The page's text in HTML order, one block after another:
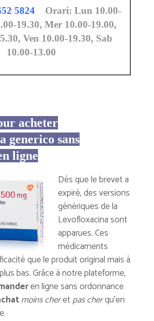
5824Orari: Lun 10.00-
19.30, Mer 10.00-19.00,
Ven 10.00-19.30, Sab
10.00-13.00
acheter
generico sans
ligne
Dès que le brevet a
expiré, des versions
génériques de la
Levofloxacina sont
apparues. Ces
médicaments
que le produit original mais à
bas. Grâce à notre plateforme,
en ligne sans ordonnance
moins cheretpas cherqu’en